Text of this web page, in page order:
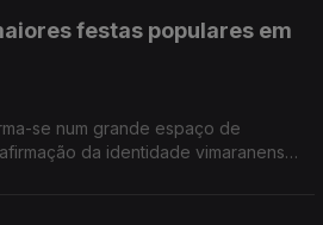
festas populares em
se num grande espaço de
da identidade vimaranense.